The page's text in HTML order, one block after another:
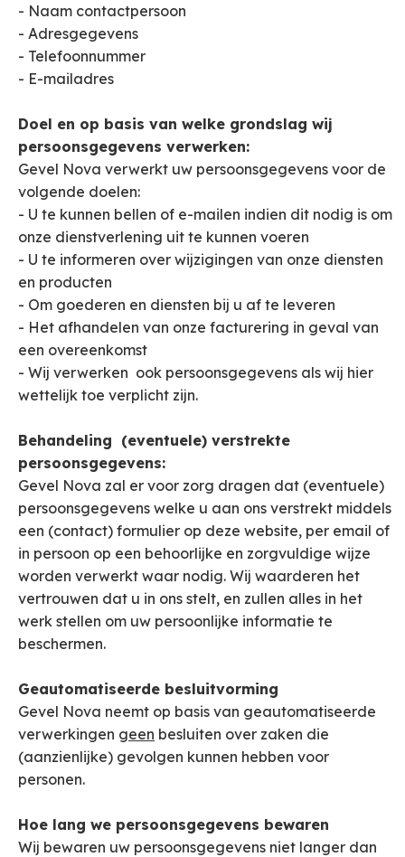
- Naam contactpersoon
- Adresgegevens
- Telefoonnummer
- E-mailadres
Doel en op basis van welke grondslag wij
persoonsgegevens verwerken:
Gevel Nova verwerkt uw persoonsgegevens voor de
volgende doelen:
- U te kunnen bellen of e-mailen indien dit nodig is om
onze dienstverlening uit te kunnen voeren
- U te informeren over wijzigingen van onze diensten
en producten
- Om goederen en diensten bij u af te leveren
- Het afhandelen van onze facturering in geval van
een overeenkomst
- Wij verwerken ook persoonsgegevens als wij hier
wettelijk toe verplicht zijn.
Behandeling (eventuele) verstrekte
persoonsgegevens:
Gevel Nova zal er voor zorg dragen dat (eventuele)
persoonsgegevens welke u aan ons verstrekt middels
een (contact) formulier op deze website, per email of
in persoon op een behoorlijke en zorgvuldige wijze
worden verwerkt waar nodig. Wij waarderen het
vertrouwen dat u in ons stelt, en zullen alles in het
werk stellen om uw persoonlijke informatie te
beschermen.
Geautomatiseerde besluitvorming
Gevel Nova neemt op basis van geautomatiseerde
verwerkingen geen besluiten over zaken die
(aanzienlijke) gevolgen kunnen hebben voor
personen.
Hoe lang we persoonsgegevens bewaren
Wij bewaren uw persoonsgegevens niet langer dan